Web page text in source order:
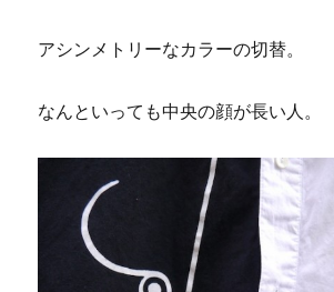
アシンメトリーなカラーの切替。
なんといっても中央の顔が長い人。